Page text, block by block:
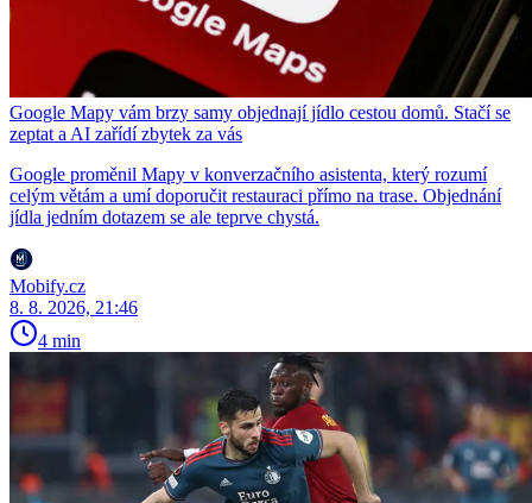
Google Mapy vám brzy samy objednají jídlo cestou domů. Stačí se
zeptat a AI zařídí zbytek za vás
Google proměnil Mapy v konverzačního asistenta, který rozumí
celým větám a umí doporučit restauraci přímo na trase. Objednání
jídla jedním dotazem se ale teprve chystá.
Mobify.cz
8. 8. 2026, 21:46
4 min